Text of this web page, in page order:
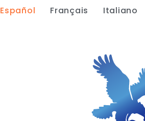
Español Français Italiano